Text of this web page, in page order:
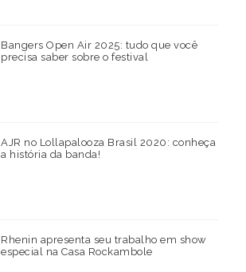
Bangers Open Air 2025: tudo que você
precisa saber sobre o festival
AJR no Lollapalooza Brasil 2020: conheça
a história da banda!
Rhenin apresenta seu trabalho em show
especial na Casa Rockambole